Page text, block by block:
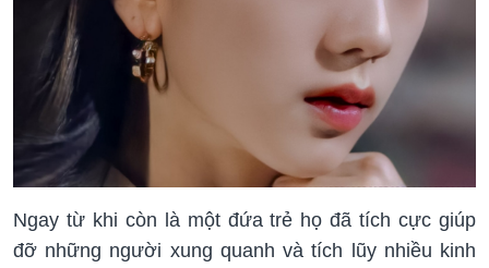
Ngay từ khi còn là một đứa trẻ họ đã tích cực giúp
đỡ những người xung quanh và tích lũy nhiều kinh